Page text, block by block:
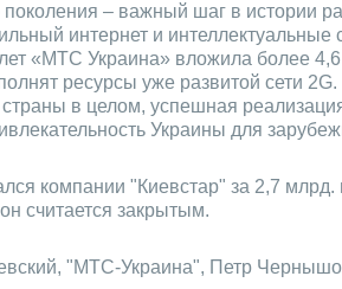
поколения – важный шаг в истории
интернет и
«МТС Украина» вложила более
ресурсы уже развитой сети
в целом, успешная
Украины для
компании "Киевстар" за 2,7
считается закрытым.
"МТС-Украина", Петр